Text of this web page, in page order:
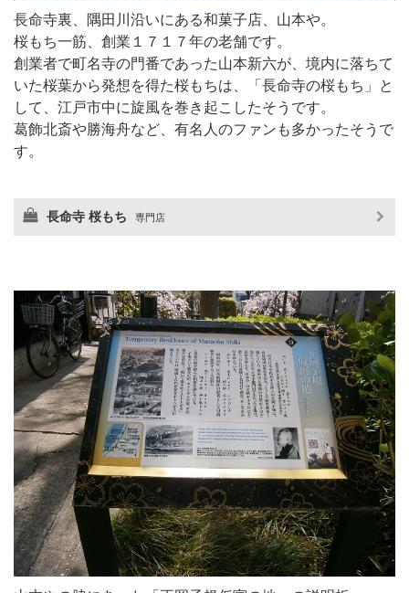
長命寺裏、隅田川沿いにある和菓子店、山本や。
桜もち一筋、創業１７１７年の老舗です。
創業者で町名寺の門番であった山本新六が、境内に落ちて
いた桜葉から発想を得た桜もちは、「長命寺の桜もち」と
して、江戸市中に旋風を巻き起こしたそうです。
葛飾北斎や勝海舟など、有名人のファンも多かったそうで
す。
長命寺 桜もち 専門店